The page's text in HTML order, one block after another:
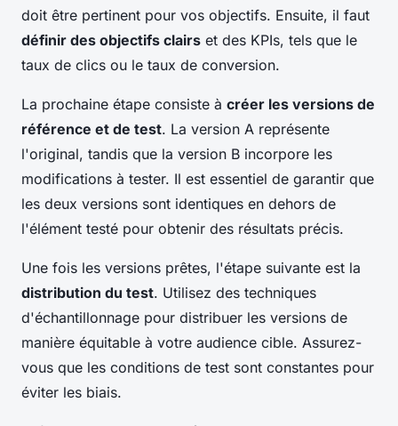
doit être pertinent pour vos objectifs. Ensuite, il faut
définir des objectifs clairs et des KPIs, tels que le
taux de clics ou le taux de conversion.
La prochaine étape consiste à créer les versions de
référence et de test. La version A représente
l'original, tandis que la version B incorpore les
modifications à tester. Il est essentiel de garantir que
les deux versions sont identiques en dehors de
l'élément testé pour obtenir des résultats précis.
Une fois les versions prêtes, l'étape suivante est la
distribution du test. Utilisez des techniques
d'échantillonnage pour distribuer les versions de
manière équitable à votre audience cible. Assurez-
vous que les conditions de test sont constantes pour
éviter les biais.